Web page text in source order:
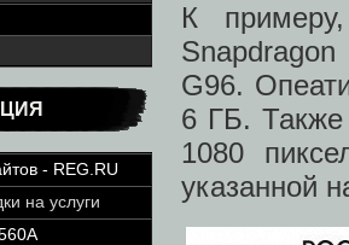
- REG.RU
на услуги
К
G96.
6 ГБ. Также
1080
указанной